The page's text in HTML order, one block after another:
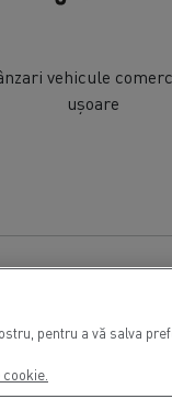
vehicule
ușoare
pentru a vă salva